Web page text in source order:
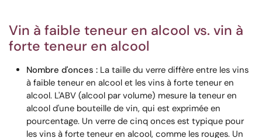
Vin à faible teneur en alcool vs. vin à
forte teneur en alcool
Nombre d'onces :La taille du verre diffère entre les vins
à faible teneur en alcool et les vins à forte teneur en
alcool. L'ABV (alcool par volume) mesure la teneur en
alcool d'une bouteille de vin, qui est exprimée en
pourcentage. Un verre de cinq onces est typique pour
les vins à forte teneur en alcool, comme les rouges. Un